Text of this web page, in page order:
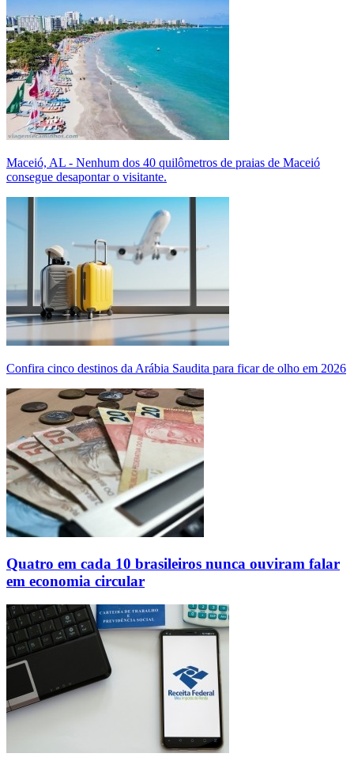
Maceió, AL - Nenhum dos 40 quilômetros de praias de Maceió
consegue desapontar o visitante.
Confira cinco destinos da Arábia Saudita para ficar de olho em 2026
Quatro em cada 10 brasileiros nunca ouviram falar
em economia circular